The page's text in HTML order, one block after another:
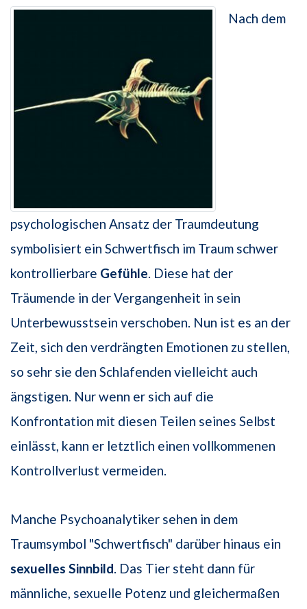
Nach dem
psychologischen Ansatz der Traumdeutung
symbolisiert ein Schwertfisch im Traum schwer
kontrollierbare Gefühle. Diese hat der
Träumende in der Vergangenheit in sein
Unterbewusstsein verschoben. Nun ist es an der
Zeit, sich den verdrängten Emotionen zu stellen,
so sehr sie den Schlafenden vielleicht auch
ängstigen. Nur wenn er sich auf die
Konfrontation mit diesen Teilen seines Selbst
einlässt, kann er letztlich einen vollkommenen
Kontrollverlust vermeiden.
Manche Psychoanalytiker sehen in dem
Traumsymbol "Schwertfisch" darüber hinaus ein
sexuelles Sinnbild. Das Tier steht dann für
männliche, sexuelle Potenz und gleichermaßen